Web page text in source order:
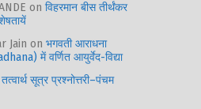
on विहरमान बीस तीर्थंकर
Jain on भगवती आराधना
में वर्णित आयुर्वेद-विद्या
तत्वार्थ सूत्र प्रश्नोत्तरी–पंचम